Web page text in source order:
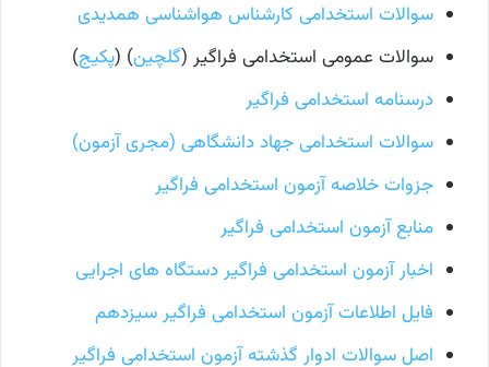
سوالات استخدامی کارشناس هواشناسی همدیدی
سوالات عمومی استخدامی فراگیر (گلچین) (پکیج)
درسنامه استخدامی فراگیر
سوالات استخدامی جهاد دانشگاهی (مجری آزمون)
جزوات خلاصه آزمون استخدامی فراگیر
منابع آزمون استخدامی فراگیر
اخبار آزمون استخدامی فراگیر دستگاه های اجرایی
فایل اطلاعات آزمون استخدامی فراگیر سیزدهم
اصل سوالات ادوار گذشته آزمون استخدامی فراگیر